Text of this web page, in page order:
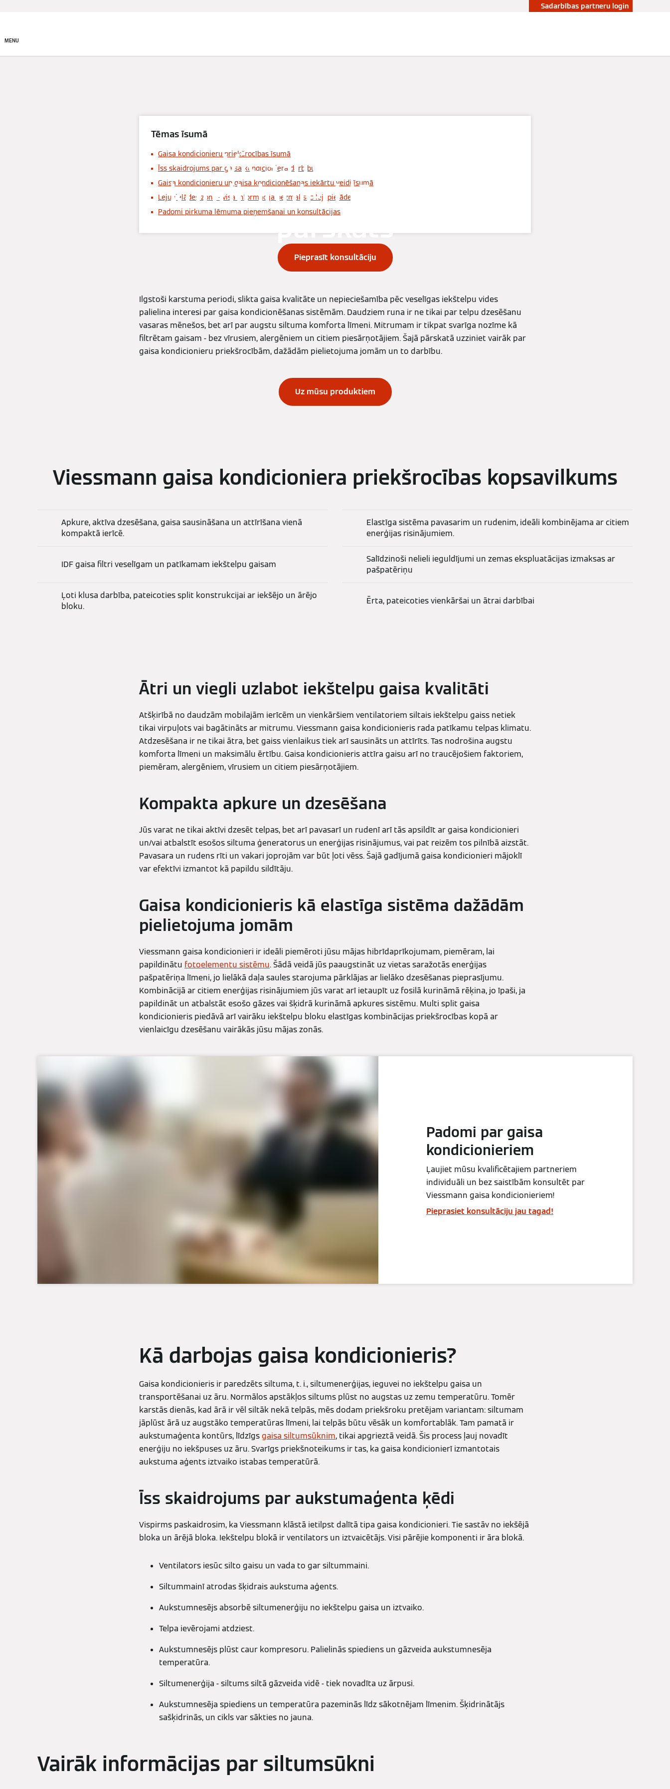
Sadarbības partneru login
MENU
Viessmann gaisa
kondicionieri jūsu mājai -
pārskats
Pieprasīt konsultāciju
Tēmas īsumā
Gaisa kondicionieru priekšrocības īsumā
Īss skaidrojums par gaisa kondicioniera darbību
Gaisa kondicionieru un gaisa kondicionēšanas iekārtu veidi īsumā
Lejupielādes zona - visa informācija bezmaksas lejupielādei
Padomi pirkuma lēmuma pieņemšanai un konsultācijas
Ilgstoši karstuma periodi, slikta gaisa kvalitāte un nepieciešamība pēc veselīgas iekštelpu vides
palielina interesi par gaisa kondicionēšanas sistēmām. Daudziem runa ir ne tikai par telpu dzesēšanu
vasaras mēnešos, bet arī par augstu siltuma komforta līmeni. Mitrumam ir tikpat svarīga nozīme kā
filtrētam gaisam - bez vīrusiem, alergēniem un citiem piesārņotājiem. Šajā pārskatā uzziniet vairāk par
gaisa kondicionieru priekšrocībām, dažādām pielietojuma jomām un to darbību.
Uz mūsu produktiem
Viessmann gaisa kondicioniera priekšrocības kopsavilkums
Apkure, aktīva dzesēšana, gaisa sausināšana un attīrīšana vienā
kompaktā ierīcē.
Elastīga sistēma pavasarim un rudenim, ideāli kombinējama ar citiem
enerģijas risinājumiem.
IDF gaisa filtri veselīgam un patīkamam iekštelpu gaisam
Salīdzinoši nelieli ieguldījumi un zemas ekspluatācijas izmaksas ar
pašpatēriņu
Ļoti klusa darbība, pateicoties split konstrukcijai ar iekšējo un ārējo
bloku.
Ērta, pateicoties vienkāršai un ātrai darbībai
Ātri un viegli uzlabot iekštelpu gaisa kvalitāti
Atšķirībā no daudzām mobilajām ierīcēm un vienkāršiem ventilatoriem siltais iekštelpu gaiss netiek
tikai virpuļots vai bagātināts ar mitrumu. Viessmann gaisa kondicionieris rada patīkamu telpas klimatu.
Atdzesēšana ir ne tikai ātra, bet gaiss vienlaikus tiek arī sausināts un attīrīts. Tas nodrošina augstu
komforta līmeni un maksimālu ērtību. Gaisa kondicionieris attīra gaisu arī no traucējošiem faktoriem,
piemēram, alergēniem, vīrusiem un citiem piesārņotājiem.
Kompakta apkure un dzesēšana
Jūs varat ne tikai aktīvi dzesēt telpas, bet arī pavasarī un rudenī arī tās apsildīt ar gaisa kondicionieri
un/vai atbalstīt esošos siltuma ģeneratorus un enerģijas risinājumus, vai pat reizēm tos pilnībā aizstāt.
Pavasara un rudens rīti un vakari joprojām var būt ļoti vēss. Šajā gadījumā gaisa kondicionieri mājoklī
var efektīvi izmantot kā papildu sildītāju.
Gaisa kondicionieris kā elastīga sistēma dažādām
pielietojuma jomām
Viessmann gaisa kondicionieri ir ideāli piemēroti jūsu mājas hibrīdaprīkojumam, piemēram, lai
papildinātu fotoelementu sistēmu. Šādā veidā jūs paaugstināt uz vietas saražotās enerģijas
pašpatēriņa līmeni, jo lielākā daļa saules starojuma pārklājas ar lielāko dzesēšanas pieprasījumu.
Kombinācijā ar citiem enerģijas risinājumiem jūs varat arī ietaupīt uz fosilā kurināmā rēķina, jo īpaši, ja
papildināt un atbalstāt esošo gāzes vai šķidrā kurināmā apkures sistēmu. Multi split gaisa
kondicionieris piedāvā arī vairāku iekštelpu bloku elastīgas kombinācijas priekšrocības kopā ar
vienlaicīgu dzesēšanu vairākās jūsu mājas zonās.
Padomi par gaisa
kondicionieriem
Ļaujiet mūsu kvalificētajiem partneriem
individuāli un bez saistībām konsultēt par
Viessmann gaisa kondicionieriem!
Pieprasiet konsultāciju jau tagad!
Kā darbojas gaisa kondicionieris?
Gaisa kondicionieris ir paredzēts siltuma, t. i., siltumenerģijas, ieguvei no iekštelpu gaisa un
transportēšanai uz āru. Normālos apstākļos siltums plūst no augstas uz zemu temperatūru. Tomēr
karstās dienās, kad ārā ir vēl siltāk nekā telpās, mēs dodam priekšroku pretējam variantam: siltumam
jāplūst ārā uz augstāko temperatūras līmeni, lai telpās būtu vēsāk un komfortablāk. Tam pamatā ir
aukstumaģenta kontūrs, līdzīgsgaisa siltumsūknim, tikai apgrieztā veidā. Šis process ļauj novadīt
enerģiju no iekšpuses uz āru. Svarīgs priekšnoteikums ir tas, ka gaisa kondicionierī izmantotais
aukstuma aģents iztvaiko istabas temperatūrā.
Īss skaidrojums par aukstumaģenta ķēdi
Vispirms paskaidrosim, ka Viessmann klāstā ietilpst dalītā tipa gaisa kondicionieri. Tie sastāv no iekšējā
bloka un ārējā bloka. Iekštelpu blokā ir ventilators un iztvaicētājs. Visi pārējie komponenti ir āra blokā.
Ventilators iesūc silto gaisu un vada to gar siltummaini.
Siltummainī atrodas šķidrais aukstuma aģents.
Aukstumnesējs absorbē siltumenerģiju no iekštelpu gaisa un iztvaiko.
Telpa ievērojami atdziest.
Aukstumnesējs plūst caur kompresoru. Palielinās spiediens un gāzveida aukstumnesēja
temperatūra.
Siltumenerģija - siltums siltā gāzveida vidē - tiek novadīta uz ārpusi.
Aukstumnesēja spiediens un temperatūra pazeminās līdz sākotnējam līmenim. Šķidrinātājs
sašķidrinās, un cikls var sākties no jauna.
Vairāk informācijas par siltumsūkni